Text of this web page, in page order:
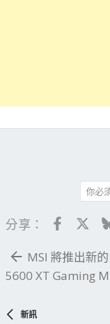
你必
分享：
MSI 將推出新的
5600 XT Gaming
新訊